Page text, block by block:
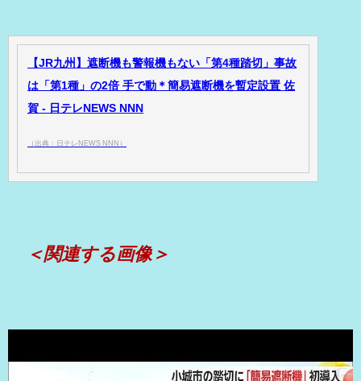
【JR九州】遮断機も警報機もない「第4種踏切」事故
は「第1種」の2倍 手で動＊簡易遮断機を暫定設置 佐
賀 - 日テレNEWS NNN
（出典：日テレNEWS NNN）
＜関連する画像＞